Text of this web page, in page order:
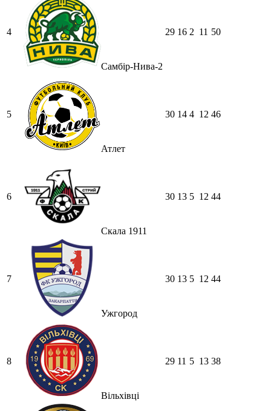
4
Самбір-Нива-2
29 16 2 11 50
5
Атлет
30 14 4 12 46
6
Скала 1911
30 13 5 12 44
7
Ужгород
30 13 5 12 44
8
Вільхівці
29 11 5 13 38